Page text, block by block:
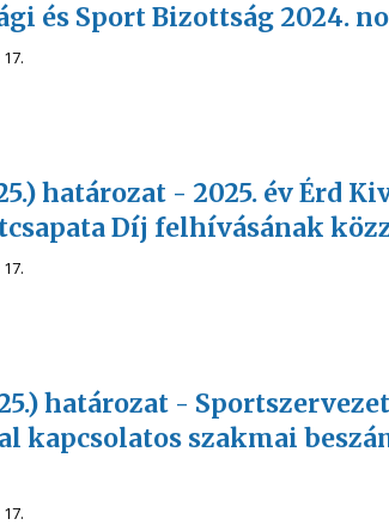
és Sport Bizottság 2024.
határozat - 2025. év Érd
Díj felhívásának
határozat -
kapcsolatos szakmai